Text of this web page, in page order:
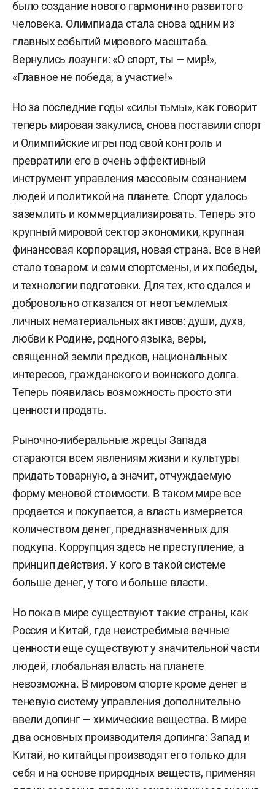
было создание нового гармонично развитого
человека. Олимпиада стала снова одним из
главных событий мирового масштаба.
Вернулись лозунги: «О спорт, ты — мир!»,
«Главное не победа, а участие!»
Но за последние годы «силы тьмы», как говорит
теперь мировая закулиса, снова поставили спорт
и Олимпийские игры под свой контроль и
превратили его в очень эффективный
инструмент управления массовым сознанием
людей и политикой на планете. Спорт удалось
заземлить и коммерциализировать. Теперь это
крупный мировой сектор экономики, крупная
финансовая корпорация, новая страна. Все в ней
стало товаром: и сами спортсмены, и их победы,
и технологии подготовки. Для тех, кто сдался и
добровольно отказался от неотъемлемых
личных нематериальных активов: души, духа,
любви к Родине, родного языка, веры,
священной земли предков, национальных
интересов, гражданского и воинского долга.
Теперь появилась возможность просто эти
ценности продать.
Рыночно-либеральные жрецы Запада
стараются всем явлениям жизни и культуры
придать товарную, а значит, отчуждаемую
форму меновой стоимости. В таком мире все
продается и покупается, а власть измеряется
количеством денег, предназначенных для
подкупа. Коррупция здесь не преступление, а
принцип действия. У кого в такой системе
больше денег, у того и больше власти.
Но пока в мире существуют такие страны, как
Россия и Китай, где неистребимые вечные
ценности еще существуют у значительной части
людей, глобальная власть на планете
невозможна. В мировом спорте кроме денег в
теневую систему управления дополнительно
ввели допинг — химические вещества. В мире
два основных производителя допинга: Запад и
Китай, но китайцы производят его только для
себя и на основе природных веществ, применяя